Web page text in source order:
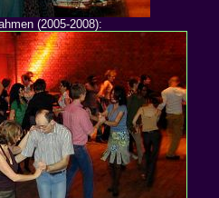
(2005-2008):